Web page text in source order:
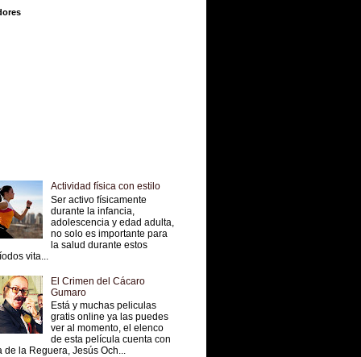
Actividad física con estilo
Ser activo físicamente
durante la infancia,
adolescencia y edad adulta,
no solo es importante para
la salud durante estos
vita...
El Crimen del Cácaro
Gumaro
Está y muchas peliculas
gratis online ya las puedes
ver al momento, el elenco
de esta película cuenta con
de la Reguera, Jesús Och...